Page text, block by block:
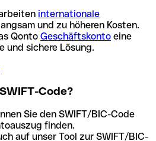
internationale
und zu höheren Kosten.
Qonto Geschäftskonto eine
und sichere Lösung.
Code?
Sie den SWIFT/BIC-Code
finden.
auf unser Tool zur SWIFT/BIC-